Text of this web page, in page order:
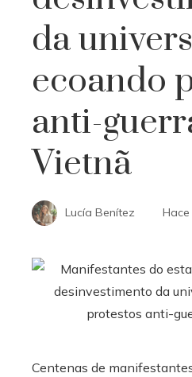
da
ecoando
anti-
Vietnã
Lucía Benítez
Centenas de